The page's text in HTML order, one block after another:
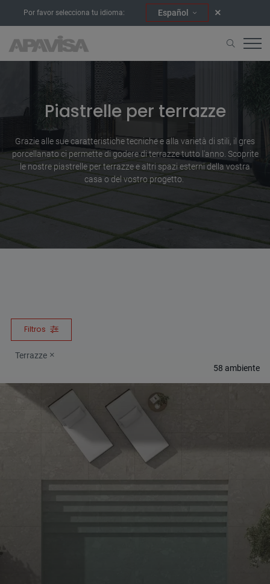
Por favor selecciona tu idioma: Español
Piastrelle per terrazze
Grazie alle sue caratteristiche tecniche e alla varietà di stili, il gres
porcellanato ci permette di godere di terrazze tutto l'anno. Scoprite
le nostre piastrelle per terrazze e altri spazi esterni della vostra
casa o del vostro progetto.
Filtros
Terrazze
58 ambiente